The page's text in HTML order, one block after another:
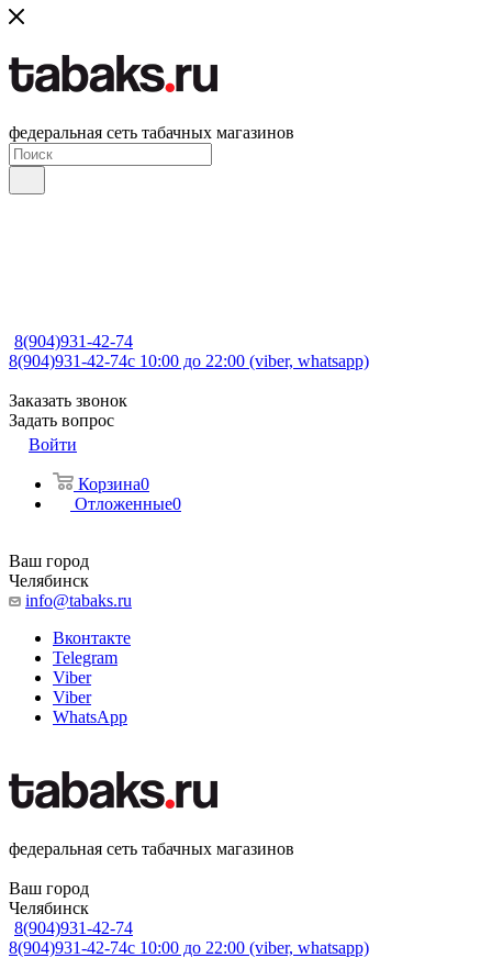
федеральная сеть табачных магазинов
8(904)931-42-74
8(904)931-42-74с 10:00 до 22:00 (viber, whatsapp)
Заказать звонок
Задать вопрос
Войти
Корзина0
Отложенные0
Ваш город
Челябинск
info@tabaks.ru
Вконтакте
Telegram
Viber
Viber
WhatsApp
федеральная сеть табачных магазинов
Ваш город
Челябинск
8(904)931-42-74
8(904)931-42-74с 10:00 до 22:00 (viber, whatsapp)